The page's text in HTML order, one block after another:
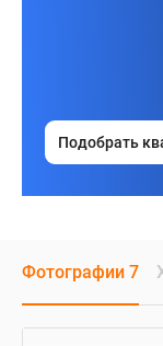
Подобрать
Фотографии 7